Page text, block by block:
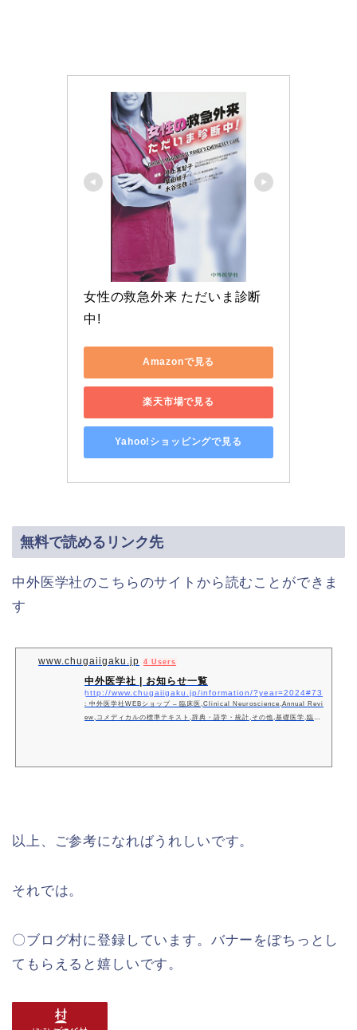
女性の救急外来 ただいま診断
中!
Amazonで見る
楽天市場で見る
Yahoo!ショッピングで見る
無料で読めるリンク先
中外医学社のこちらのサイトから読むことができま
す
www.chugaiigaku.jp 4 Users
中外医学社 | お知らせ一覧
http://www.chugaiigaku.jp/information/?year=2024#73
: 中外医学社WEBショップ – 臨床医,Clinical Neuroscience,Annual Revi
ew,コメディカルの標準テキスト,辞典・語学・統計,その他,基礎医学,臨床
以上、ご参考になればうれしいです。
それでは。
〇ブログ村に登録しています。バナーをぽちっとし
てもらえると嬉しいです。